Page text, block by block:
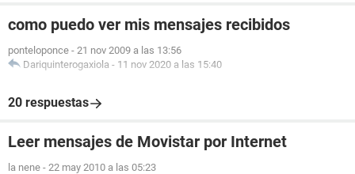
como puedo ver mis mensajes recibidos
ponteloponce - 21 nov 2009 a las 13:56
Dariquinterogaxiola - 11 nov 2020 a las 15:40
20 respuestas
Leer mensajes de Movistar por Internet
la nene - 22 may 2010 a las 05:23